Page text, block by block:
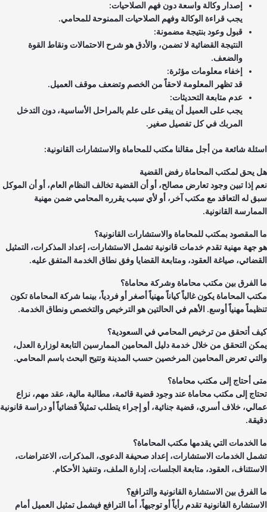
إصدار وكالة واسعة دون فهم الصلاحيات:
يجب قراءة الوكالة وفهم الصلاحيات الممنوحة للمحامي.
قبول وعود بنتيجة مضمونة:
النتيجة القضائية لا تضمن، والأدق هو شرح الاحتمالات ونقاط القوة
والضعف.
إخفاء معلومات مؤثرة:
قد تظهر المعلومة لاحقاً من الخصم وتضعف موقف العميل.
عدم متابعة التحديثات:
يجب على العميل أن يبقى على علم بالمراحل الأساسية، دون التدخل
المربك في كل تفصيل صغير.
شائعة من أجل مقالنا مكتب للمحاماة والاستشارات القانونية:
يحق لمكتب المحاماة رفض القضية
إذا تبين وجود تعارض مصالح، أو أن القضية تخالف النظام العام، أو أن الموكل
له التعاقد مع مكتب آخر، أو لأي سبب يقرره المحامي ضمن مهنية
القانونية.
المقصود بمكتب للمحاماة والاستشارات القانونية؟
جهة مهنية تقدم خدمات قانونية تشمل الاستشارات، إعداد المذكرات، التمثيل
صياغة العقود، ومتابعة القضايا وفق نطاق الخدمة المتفق عليه.
الفرق بين مكتب محاماة وشركة محاماة؟
المحاماة يكون غالباً كياناً مهنياً أصغر أو فردياً، بينما شركة المحاماة تكون
مهنياً أوسع. الأهم في الحالتين هو الترخيص والتخصص ونطاق الخدمة.
أتحقق من ترخيص المحامي في السعودية؟
التحقق من خلال خدمة دليل المحامين الممارسين التابعة لوزارة العدل،
تعرض المحامين المرخصين حسب المدينة وتتيح البحث باسم المحامي.
أحتاج إلى مكتب محاماة؟
إلى مكتب محاماة عند وجود قضية قائمة، مطالبة مالية، عقد مهم، نزاع
خلاف أسري، قضية جنائية، أو إجراء يتطلب تمثيلاً قضائياً أو دراسة قانونية
الخدمات التي يقدمها مكتب المحاماة؟
الخدمات الاستشارات، إعداد صحيفة الدعوى، المذكرات، الاعتراضات،
العقود، متابعة الجلسات، إدارة الملف، وتنفيذ الأحكام.
الفرق بين الاستشارة القانونية والترافع؟
القانونية تقدم رأياً أو توجيهاً، أما الترافع فيشمل تمثيل العميل أمام